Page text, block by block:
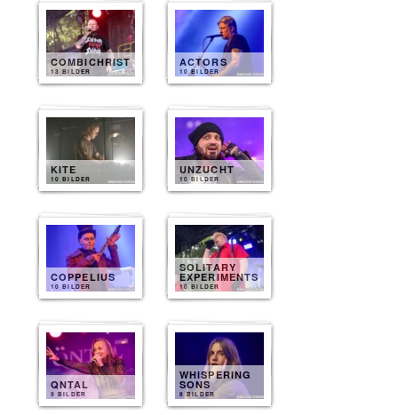
COMBICHRIST
13 BILDER
ACTORS
10 BILDER
KITE
10 BILDER
UNZUCHT
10 BILDER
COPPELIUS
10 BILDER
SOLITARY
EXPERIMENTS
10 BILDER
QNTAL
9 BILDER
WHISPERING
SONS
8 BILDER